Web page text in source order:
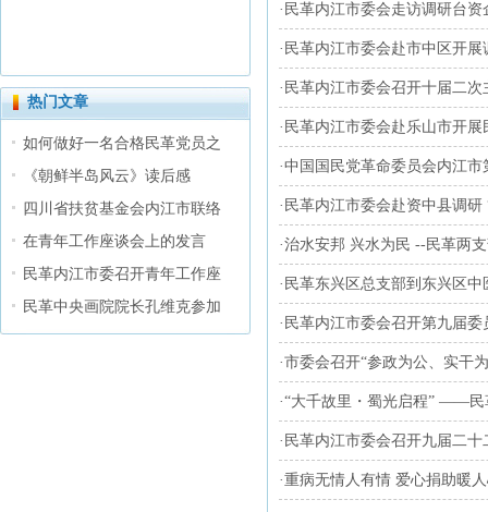
热门文章
如何做好一名合格民革党员之
《朝鲜半岛风云》读后感
四川省扶贫基金会内江市联络
在青年工作座谈会上的发言
民革内江市委召开青年工作座
民革中央画院院长孔维克参加
· 民革内江市委会走访调研台资
· 民革内江市委会赴市中区开展
· 民革内江市委会召开十届二次
· 民革内江市委会赴乐山市开
·中国国民党革命委员会内江
· 民革内江市委会赴资中县调研
·治水安邦 兴水为民 --民革两
· 民革东兴区总支部到东兴区
· 民革内江市委会召开第九届
·市委会召开“参政为公、实干
·“大千故里・蜀光启程” ——民
· 民革内江市委会召开九届二
·重病无情人有情 爱心捐助暖